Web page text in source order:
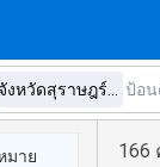
166
มาย